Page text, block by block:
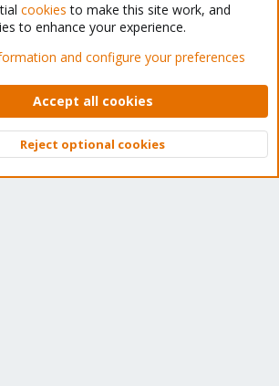
Support Forum - Light Mode
rules Privacy policy Help Home
XenForo © 2010-2026 XenForo Ltd.
Top
cookies to make this site work, and
to enhance your experience.
and configure your preferences
Accept all cookies
Reject optional cookies